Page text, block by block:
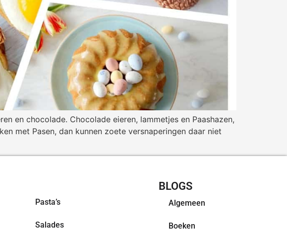
en chocolade. Chocolade eieren, lammetjes en Paashazen,
met Pasen, dan kunnen zoete versnaperingen daar niet
Pasta’s
Salades
BLOGS
Algemeen
Boeken